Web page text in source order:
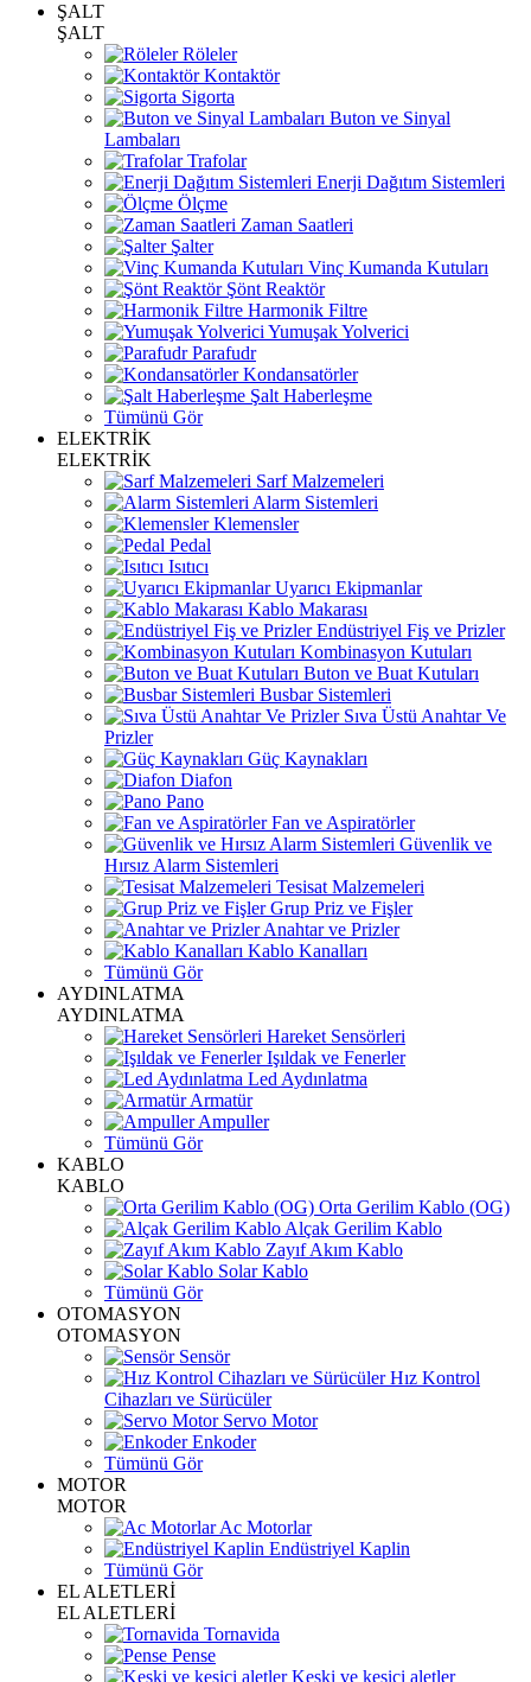
ŞALT
ŞALT
Röleler
Kontaktör
Sigorta
Buton ve Sinyal
Lambaları
Trafolar
Enerji Dağıtım Sistemleri
Ölçme
Zaman Saatleri
Şalter
Vinç Kumanda Kutuları
Şönt Reaktör
Harmonik Filtre
Yumuşak Yolverici
Parafudr
Kondansatörler
Şalt Haberleşme
Tümünü Gör
ELEKTRİK
ELEKTRİK
Sarf Malzemeleri
Alarm Sistemleri
Klemensler
Pedal
Isıtıcı
Uyarıcı Ekipmanlar
Kablo Makarası
Endüstriyel Fiş ve Prizler
Kombinasyon Kutuları
Buton ve Buat Kutuları
Busbar Sistemleri
Sıva Üstü Anahtar Ve
Prizler
Güç Kaynakları
Diafon
Pano
Fan ve Aspiratörler
Güvenlik ve
Hırsız Alarm Sistemleri
Tesisat Malzemeleri
Grup Priz ve Fişler
Anahtar ve Prizler
Kablo Kanalları
Tümünü Gör
AYDINLATMA
AYDINLATMA
Hareket Sensörleri
Işıldak ve Fenerler
Led Aydınlatma
Armatür
Ampuller
Tümünü Gör
KABLO
KABLO
Orta Gerilim Kablo (OG)
Alçak Gerilim Kablo
Zayıf Akım Kablo
Solar Kablo
Tümünü Gör
OTOMASYON
OTOMASYON
Sensör
Hız Kontrol
Cihazları ve Sürücüler
Servo Motor
Enkoder
Tümünü Gör
MOTOR
MOTOR
Ac Motorlar
Endüstriyel Kaplin
Tümünü Gör
EL ALETLERİ
EL ALETLERİ
Tornavida
Pense
Keski ve kesici aletler